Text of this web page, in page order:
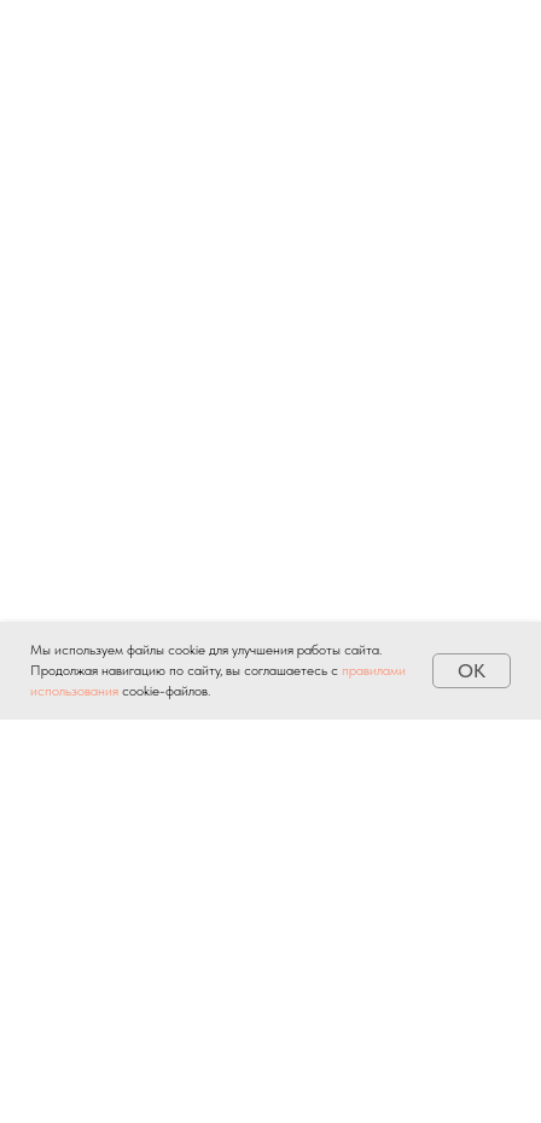
Мы используем файлы cookie для улучшения работы сайта.
Продолжая навигацию по сайту, вы соглашаетесь с правилами
использования cookie-файлов.
OK